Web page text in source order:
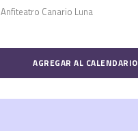
Anfiteatro Canario Luna
AGREGAR AL CALENDARIO